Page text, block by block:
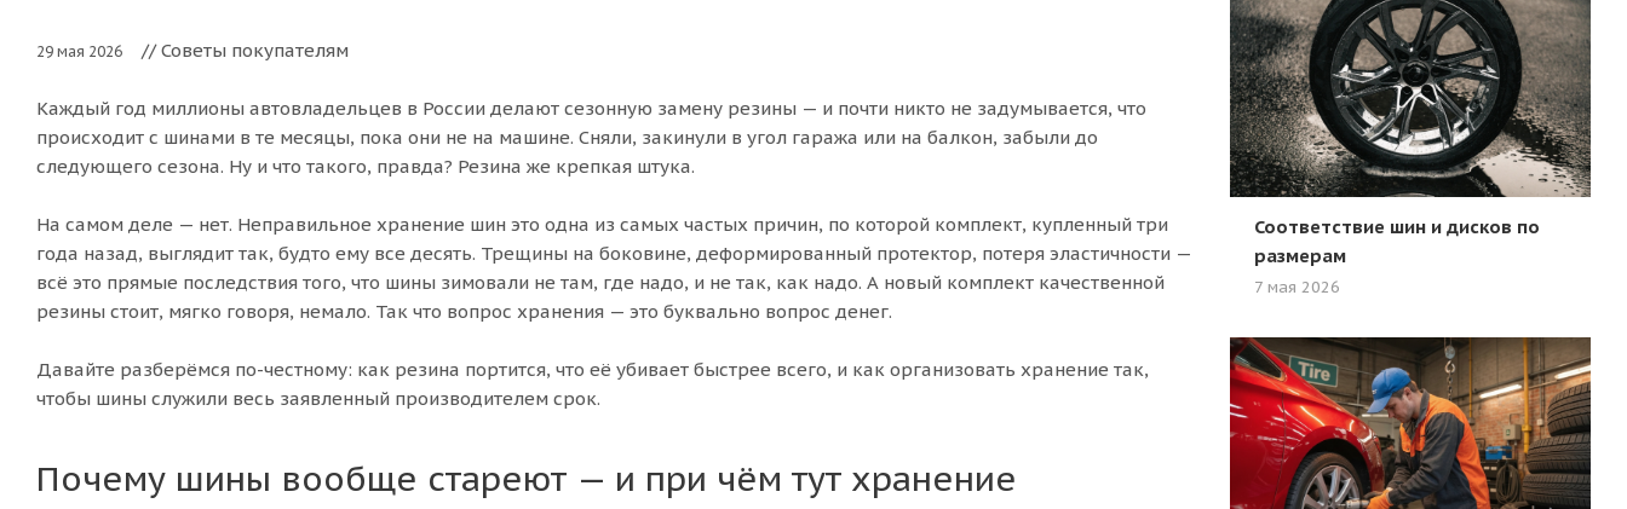
29 мая 2026 // Советы покупателям
Каждый год миллионы автовладельцев в России делают сезонную замену резины — и почти никто не задумывается, что
происходит с шинами в те месяцы, пока они не на машине. Сняли, закинули в угол гаража или на балкон, забыли до
следующего сезона. Ну и что такого, правда? Резина же крепкая штука.
На самом деле — нет. Неправильное хранение шин это одна из самых частых причин, по которой комплект, купленный три
года назад, выглядит так, будто ему все десять. Трещины на боковине, деформированный протектор, потеря эластичности —
всё это прямые последствия того, что шины зимовали не там, где надо, и не так, как надо. А новый комплект качественной
резины стоит, мягко говоря, немало. Так что вопрос хранения — это буквально вопрос денег.
Давайте разберёмся по-честному: как резина портится, что её убивает быстрее всего, и как организовать хранение так,
чтобы шины служили весь заявленный производителем срок.
Почему шины вообще стареют — и при чём тут хранение
Соответствие шин и дисков по
размерам
7 мая 2026